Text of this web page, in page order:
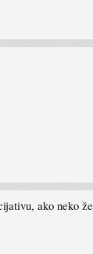
ako neko